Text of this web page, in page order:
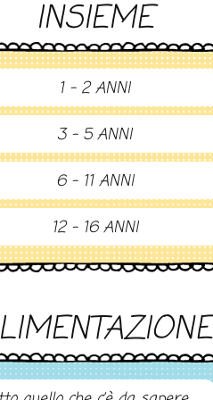
INSIEME
1 - 2 ANNI
3 - 5 ANNI
6 - 11 ANNI
12 - 16 ANNI